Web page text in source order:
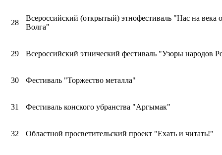
28
Всероссийский (открытый) этнофестиваль "Нас на века
Волга"
29 Всероссийский этнический фестиваль "Узоры народов
30 Фестиваль "Торжество металла"
31 Фестиваль конского убранства "Аргымак"
32 Областной просветительский проект "Ехать и читать!"